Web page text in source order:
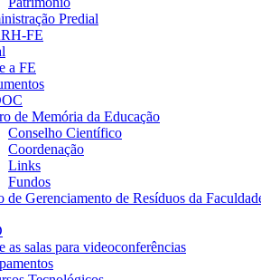
Predial
FE
a FE
de Memória da Educação
Conselho Científico
Coordenação
Links
Fundos
de Gerenciamento de Resíduos da
as salas para videoconferências